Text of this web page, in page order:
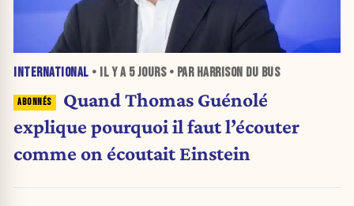
INTERNATIONAL • IL Y A 5 JOURS• PAR HARRISON DU BUS
Quand Thomas Guénolé
explique pourquoi il faut l’écouter
comme on écoutait Einstein